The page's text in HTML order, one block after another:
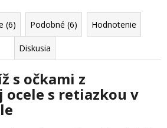
(6) Podobné (6) Hodnotenie
Diskusia
s očkami z
s retiazkou v